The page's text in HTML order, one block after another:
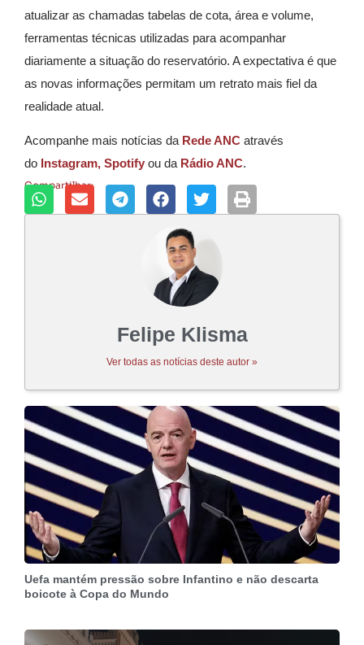
atualizar as chamadas tabelas de cota, área e volume,
ferramentas técnicas utilizadas para acompanhar
diariamente a situação do reservatório. A expectativa é que
as novas informações permitam um retrato mais fiel da
realidade atual.
Acompanhe mais notícias da Rede ANC através
do Instagram, Spotify ou da Rádio ANC.
Compartilhar:
Felipe Klisma
Ver todas as notícias deste autor »
Uefa mantém pressão sobre Infantino e não descarta
boicote à Copa do Mundo